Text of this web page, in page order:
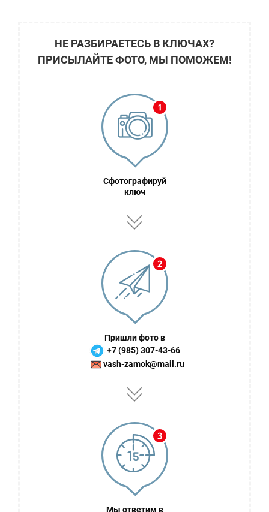
НЕ РАЗБИРАЕТЕСЬ В КЛЮЧАХ?
ПРИСЫЛАЙТЕ ФОТО, МЫ ПОМОЖЕМ!
Сфотографируй
ключ
Пришли фото в
+7 (985) 307-43-66
vash-zamok@mail.ru
Мы ответим в